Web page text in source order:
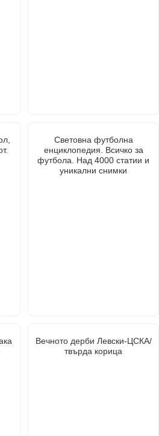
Световна футболна
енциклопедия. Всичко за
футбола. Над 4000 статии и
уникални снимки
Вечното дерби Левски-ЦСКА/
твърда корица